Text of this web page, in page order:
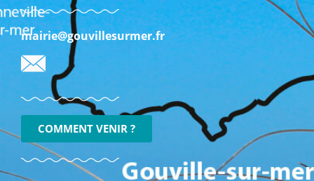
mairie@gouvillesurmer.fr
COMMENT VENIR ?